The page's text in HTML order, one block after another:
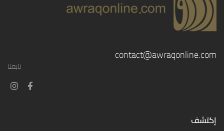
contact@awraqonline.com
تابعنا
إكتشف